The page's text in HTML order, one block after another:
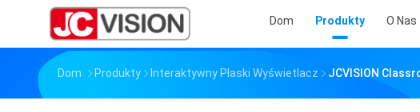
Dom Produkty O Nas
Dom Produkty Interaktywny Płaski Wyświetlacz JCVISION